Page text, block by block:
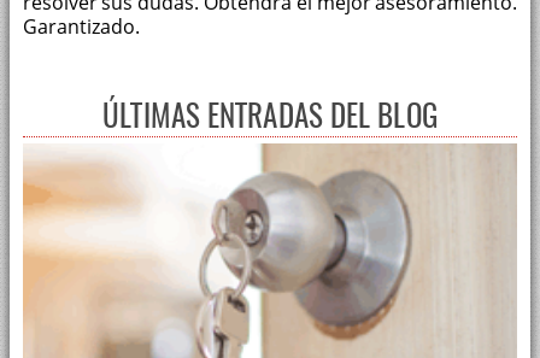
Garantizado.
ÚLTIMAS ENTRADAS DEL BLOG